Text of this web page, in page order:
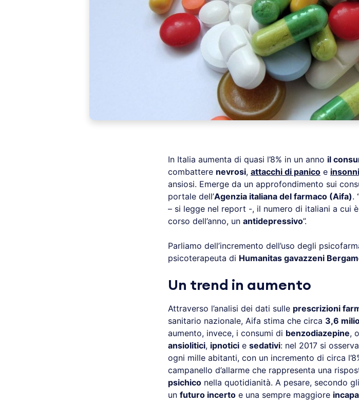
In Italia aumenta di quasi l’8% in un anno il
combattere nevrosi, attacchi di panico e
ansiosi. Emerge da un approfondimento sui
portale dell’Agenzia italiana del farmaco (Aifa).
– si legge nel report -, il numero di italiani a cui
corso dell’anno, un antidepressivo”.
Parliamo dell’incremento dell’uso degli
psicoterapeuta di Humanitas gavazzeni
Un trend in aumento
Attraverso l’analisi dei dati sulle prescrizioni
sanitario nazionale, Aifa stima che circa 3,6
aumento, invece, i consumi di benzodiazepine,
ansiolitici, ipnotici e sedativi: nel 2017 si
ogni mille abitanti, con un incremento di circa
campanello d’allarme che rappresenta una
psichico nella quotidianità. A pesare, secondo
un futuro incerto e una sempre maggiore